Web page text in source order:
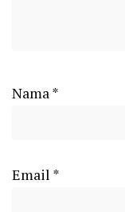
Nama*
Email *